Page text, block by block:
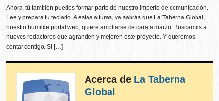
Ahora, tú también puedes formar parte de nuestro imperio de comunicación.
Lee y prepara tu teclado. A estas alturas, ya sabrás que La Taberna Global,
nuestro humilde portal web, quiere ampliarse de cara a marzo. Buscamos a
nuevos redactores que agranden y mejoren este proyecto. Y queremos
contar contigo. Si […]
Acerca de La Taberna
Global